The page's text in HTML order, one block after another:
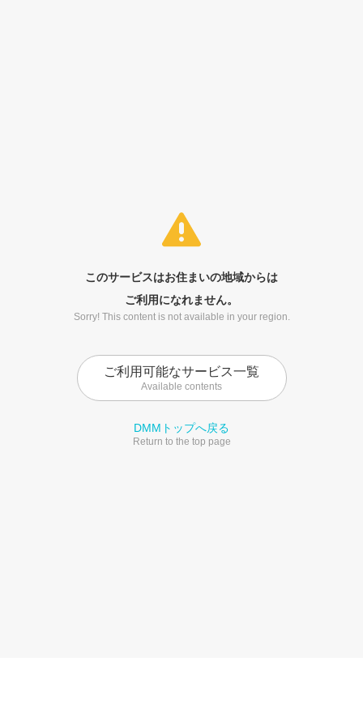
このサービスはお住まいの地域からは
ご利用になれません。
Sorry! This content is not available in your region.
ご利用可能なサービス一覧
Available contents
DMMトップへ戻る
Return to the top page